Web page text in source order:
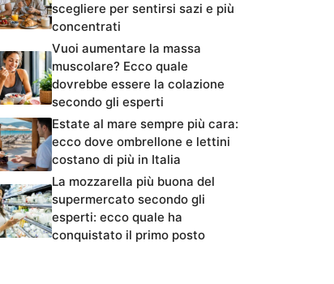
scegliere per sentirsi sazi e più
concentrati
Vuoi aumentare la massa
muscolare? Ecco quale
dovrebbe essere la colazione
secondo gli esperti
Estate al mare sempre più cara:
ecco dove ombrellone e lettini
costano di più in Italia
La mozzarella più buona del
supermercato secondo gli
esperti: ecco quale ha
conquistato il primo posto